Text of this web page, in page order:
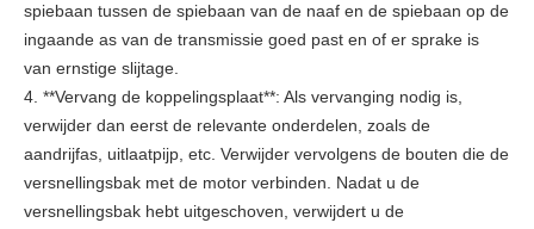
spiebaan tussen de spiebaan van de naaf en de spiebaan op de
ingaande as van de transmissie goed past en of er sprake is
van ernstige slijtage.
4. **Vervang de koppelingsplaat**: Als vervanging nodig is,
verwijder dan eerst de relevante onderdelen, zoals de
aandrijfas, uitlaatpijp, etc. Verwijder vervolgens de bouten die de
versnellingsbak met de motor verbinden. Nadat u de
versnellingsbak hebt uitgeschoven, verwijdert u de